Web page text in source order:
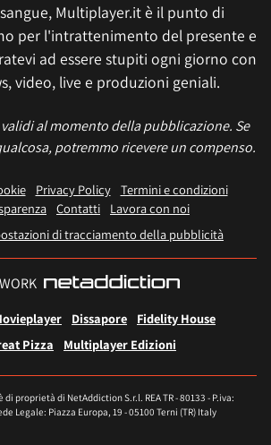
Multiplayer.it è il punto di
per l'intrattenimento del presente e
ad essere stupiti ogni giorno con
video, live e produzioni geniali.
al momento della pubblicazione. Se
potremmo ricevere un compenso.
Privacy Policy
Termini e condizioni
Contatti
Lavora con noi
di tracciamento della pubblicità
Dissapore
Fidelity House
Pizza
Multiplayer Edizioni
proprietà di NetAddiction S.r.l. REA TR - 80133 - P.iva:
Legale: Piazza Europa, 19 - 05100 Terni (TR) Italy